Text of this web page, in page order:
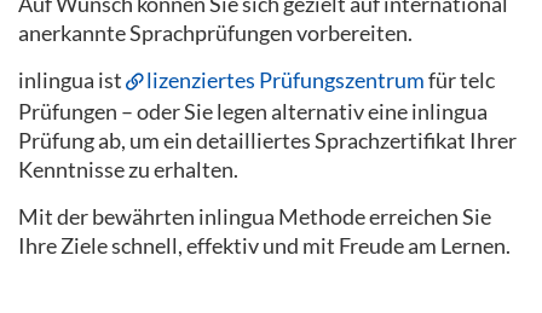
anerkannte Sprachprüfungen vorbereiten.
inlingua ist
lizenziertes Prüfungszentrumfür telc
Prüfungen – oder Sie legen alternativ eine inlingua
Prüfung ab, um ein detailliertes Sprachzertifikat Ihrer
Kenntnisse zu erhalten.
Mit der bewährten inlingua Methode erreichen Sie
Ihre Ziele schnell, effektiv und mit Freude am Lernen.